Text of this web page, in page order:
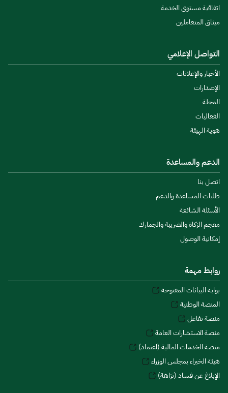
اتفاقية مستوى الخدمة
ميثاق المتعاملين
التواصل الإعلامي
الأخبار والإعلانات
الإصدارات
المجلة
الفعاليات
هوية الهيئة
الدعم والمساعدة
اتصل بنا
طلبات المساعدة والدعم
الأسئلة الشائعة
معجم الزكاة والضريبة والجمارك
إمكانية الوصول
روابط مهمة
بوابة البيانات المفتوحة
المنصة الوطنية
منصة تفاعل
منصة الاستشارات العامة
منصة الخدمات المالية (اعتماد)
هيئة الخبراء بمجلس الوزراء
الإبلاغ عن فساد (نزاهة)